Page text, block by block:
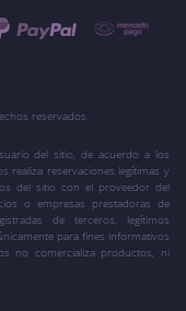
reservados.
del sitio, de acuerdo a los
realiza reservaciones legítimas y
del sitio con el proveedor del
o empresas prestadoras de
de terceros, legítimos
para fines informativos
no comercializa productos, ni